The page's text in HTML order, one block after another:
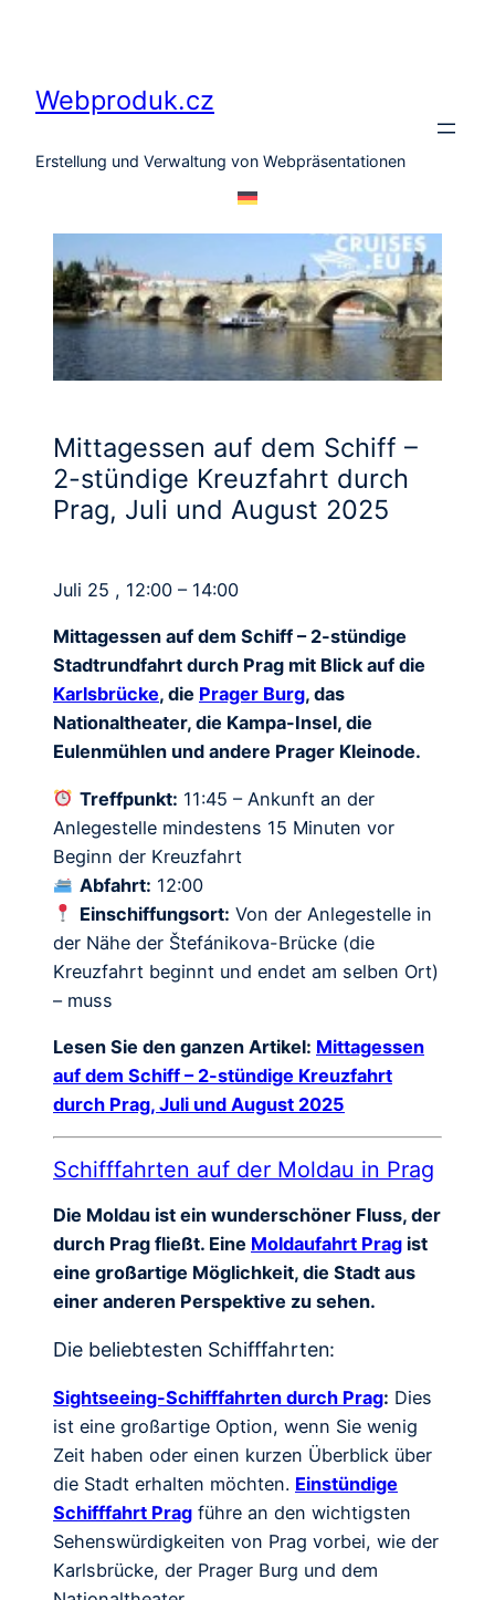
Webproduk.cz
Erstellung und Verwaltung von Webpräsentationen
Mittagessen auf dem Schiff –
2-stündige Kreuzfahrt durch
Prag, Juli und August 2025
Juli 25 , 12:00 – 14:00
Mittagessen auf dem Schiff – 2-stündige
Stadtrundfahrt durch Prag mit Blick auf die
Karlsbrücke, die Prager Burg, das
Nationaltheater, die Kampa-Insel, die
Eulenmühlen und andere Prager Kleinode.
Treffpunkt: 11:45 – Ankunft an der
Anlegestelle mindestens 15 Minuten vor
Beginn der Kreuzfahrt
Abfahrt: 12:00
Einschiffungsort: Von der Anlegestelle in
der Nähe der Štefánikova-Brücke (die
Kreuzfahrt beginnt und endet am selben Ort)
– muss
Lesen Sie den ganzen Artikel: Mittagessen
auf dem Schiff – 2-stündige Kreuzfahrt
durch Prag, Juli und August 2025
Schifffahrten auf der Moldau in Prag
Die Moldau ist ein wunderschöner Fluss, der
durch Prag fließt. Eine Moldaufahrt Prag ist
eine großartige Möglichkeit, die Stadt aus
einer anderen Perspektive zu sehen.
Die beliebtesten Schifffahrten:
Sightseeing-Schifffahrten durch Prag: Dies
ist eine großartige Option, wenn Sie wenig
Zeit haben oder einen kurzen Überblick über
die Stadt erhalten möchten. Einstündige
Schifffahrt Prag führe an den wichtigsten
Sehenswürdigkeiten von Prag vorbei, wie der
Karlsbrücke, der Prager Burg und dem